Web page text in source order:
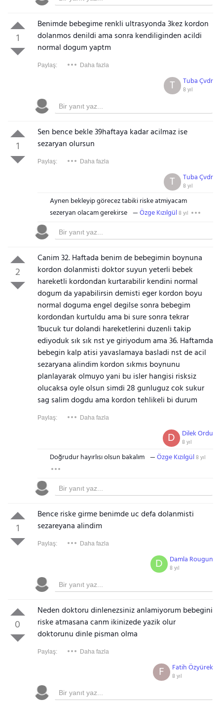
1
Benimde bebegime renkli ultrasyonda 3kez kordon
dolanmos denildi ama sonra kendiliginden acildi
normal dogum yaptm
Paylaş: Daha fazla
Tuba Çvdr
8 yıl
T
1
Sen bence bekle 39haftaya kadar acilmaz ise
sezaryan olursun
Paylaş: Daha fazla
Tuba Çvdr
8 yıl
T
Aynen bekleyip görecez tabiki riske atmiyacam
sezeryan olacam gerekirse
Özge Kızılgül8 yıl
2
Canim 32. Haftada benim de bebegimin boynuna
kordon dolanmisti doktor suyun yeterli bebek
hareketli kordondan kurtarabilir kendini normal
dogum da yapabilirsin demisti eger kordon boyu
normal doguma engel degilse sonra bebegim
kordondan kurtuldu ama bi sure sonra tekrar
1bucuk tur dolandi hareketlerini duzenli takip
ediyoduk sık sık nst ye giriyodum ama 36. Haftamda
bebegin kalp atisi yavaslamaya basladi nst de acil
sezaryana alindim kordon sıkmıs boynunu
planlayarak olmuyo yani bu isler hangisi risksiz
olucaksa oyle olsun simdi 28 gunluguz cok sukur
sag salim dogdu ama kordon tehlikeli bi durum
Paylaş: Daha fazla
Dilek Ordu
8 yıl
D
Doğrudur hayırlısı olsun bakalım Özge Kızılgül8 yıl
1
Bence riske girme benimde uc defa dolanmisti
sezareyana alindim
Paylaş: Daha fazla
Damla Rougun
8 yıl
D
0
Neden doktoru dinlenezsiniz anlamiyorum bebegini
riske atmasana canm ikinizede yazik olur
doktorunu dinle pisman olma
Paylaş: Daha fazla
Fatih Özyürek
8 yıl
F